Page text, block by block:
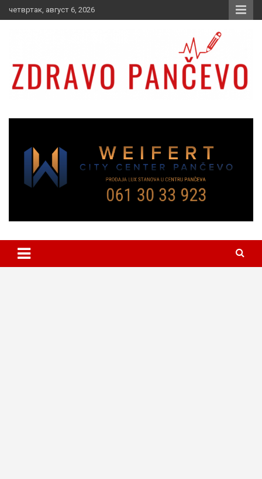
Skip
to
четвртак, август 6, 2026